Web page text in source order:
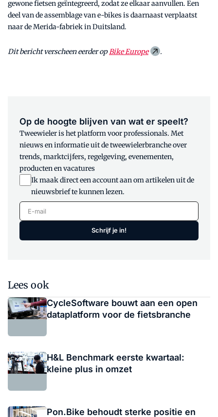
gewone fietsen geïntegreerd, zodat ze elkaar aanvullen. Een
deel van de assemblage van e-bikes is daarnaast verplaatst
naar de Merida-fabriek in Duitsland.
Dit bericht verscheen eerder opBike Europe .
Op de hoogte blijven van wat er speelt?
Tweewieler is het platform voor professionals. Met
nieuws en informatie uit de tweewielerbranche over
trends, marktcijfers, regelgeving, evenementen,
producten en vacatures
Ik maak direct een account aan om artikelen uit de
nieuwsbrief te kunnen lezen.
E-mail
Schrijf je in!
Lees ook
CycleSoftware bouwt aan een open
dataplatform voor de fietsbranche
H&L Benchmark eerste kwartaal:
kleine plus in omzet
Pon.Bike behoudt sterke positie en